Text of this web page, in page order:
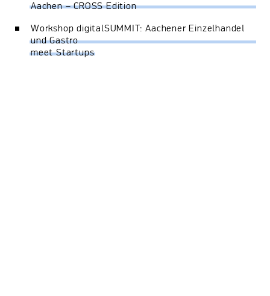
Aachen – CROSS Edition
Workshop digitalSUMMIT: Aachener Einzelhandel
und Gastro
meet Startups